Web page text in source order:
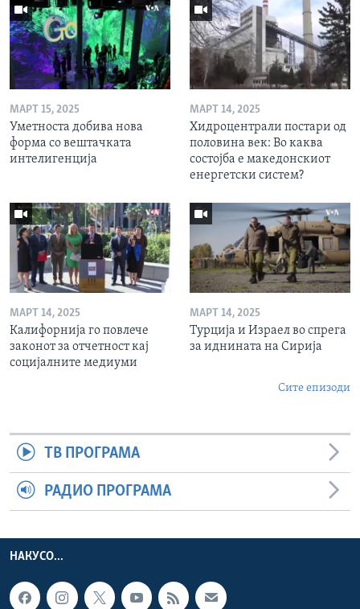
МАРТ 15, 2025
Уметноста добива нова
форма со вештачката
интелигенција
МАРТ 14, 2025
Хидроцентрали постари од
половина век: Во каква
состојба е македонскиот
енергетски систем?
МАРТ 14, 2025
Калифорнија го повлече
законот за отчетност кај
социјалните медиуми
МАРТ 14, 2025
Турција и Израел во спрега
за иднината на Сирија
Сите епизоди
ТВ ПРОГРАМА
РАДИО ПРОГРАМА
НАКУСО...